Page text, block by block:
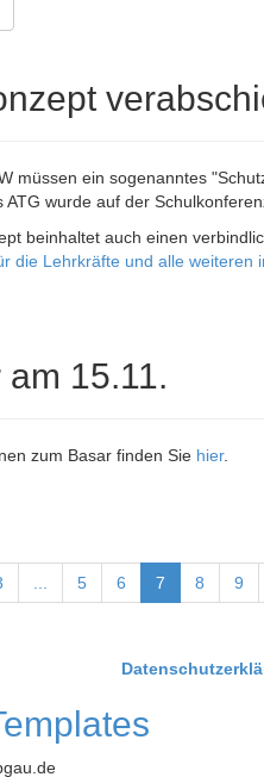
müssen ein sogenanntes
ATG wurde auf der
beinhaltet auch einen
die Lehrkräfte und alle weiteren
15.11.
zum Basar finden Sie hier.
... 5 6 7 8 9